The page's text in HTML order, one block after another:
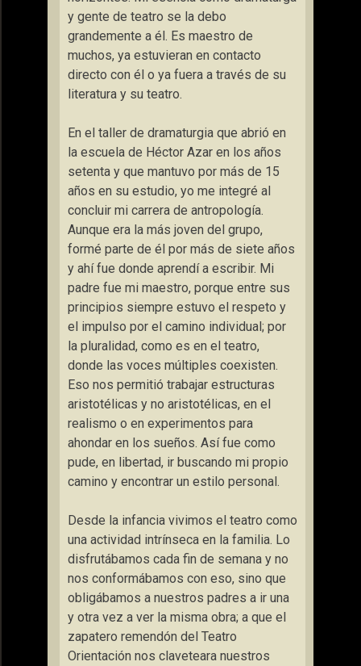
y gente de teatro se la debo
grandemente a él. Es maestro de
muchos, ya estuvieran en contacto
directo con él o ya fuera a través de su
literatura y su teatro.
En el taller de dramaturgia que abrió en
la escuela de Héctor Azar en los años
setenta y que mantuvo por más de 15
años en su estudio, yo me integré al
concluir mi carrera de antropología.
Aunque era la más joven del grupo,
formé parte de él por más de siete años
y ahí fue donde aprendí a escribir. Mi
padre fue mi maestro, porque entre sus
principios siempre estuvo el respeto y
el impulso por el camino individual; por
la pluralidad, como es en el teatro,
donde las voces múltiples coexisten.
Eso nos permitió trabajar estructuras
aristotélicas y no aristotélicas, en el
realismo o en experimentos para
ahondar en los sueños. Así fue como
pude, en libertad, ir buscando mi propio
camino y encontrar un estilo personal.
Desde la infancia vivimos el teatro como
una actividad intrínseca en la familia. Lo
disfrutábamos cada fin de semana y no
nos conformábamos con eso, sino que
obligábamos a nuestros padres a ir una
y otra vez a ver la misma obra; a que el
zapatero remendón del Teatro
Orientación nos claveteara nuestros